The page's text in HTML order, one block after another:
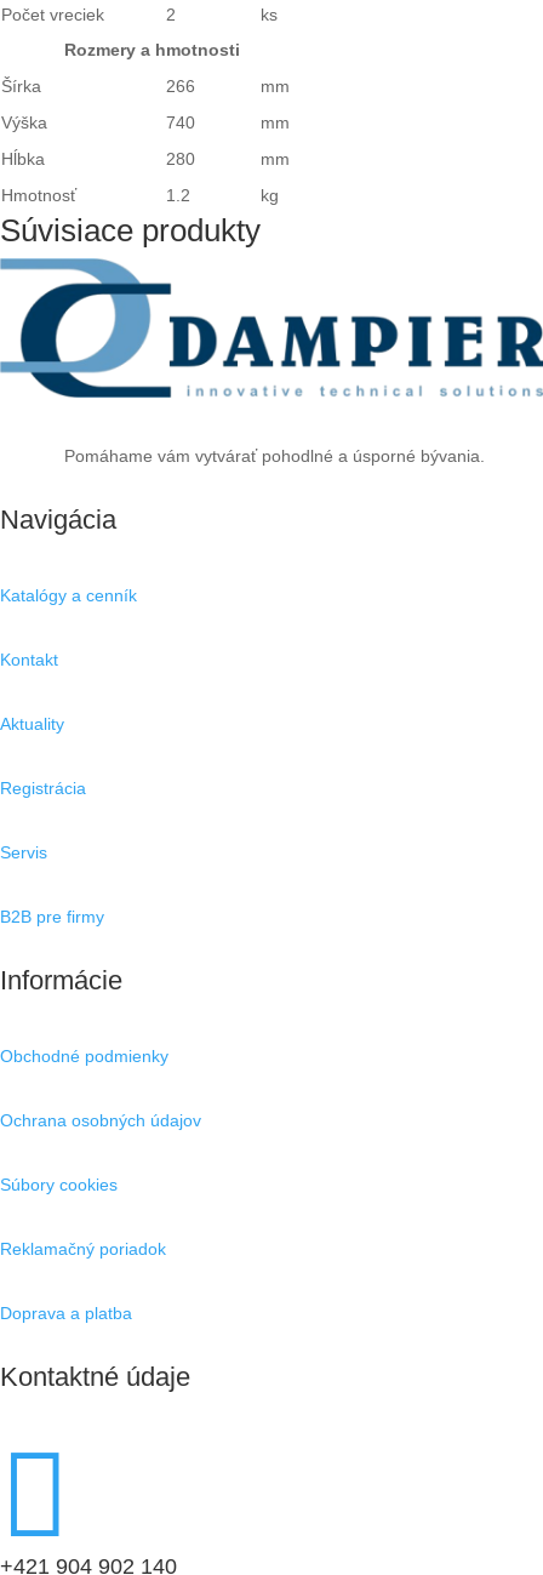
Počet vreciek
2
ks
Rozmery a hmotnosti
Šírka
266
mm
Výška
740
mm
Hĺbka
280
mm
Hmotnosť
1.2 kg
Súvisiace produkty
Pomáhame vám vytvárať pohodlné a úsporné bývania.
Navigácia
Katalógy a cenník
Kontakt
Aktuality
Registrácia
Servis
B2B pre firmy
Informácie
Obchodné podmienky
Ochrana osobných údajov
Súbory cookies
Reklamačný poriadok
Doprava a platba
Kontaktné údaje

+421 904 902 140